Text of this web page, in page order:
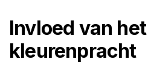
Invloed van
kleurenpracht